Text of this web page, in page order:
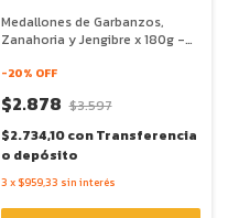
Medallones de Garbanzos,
Zanahoria y Jengibre x 180g -
-20% OFF
$2.878 $3.597
$2.734,10conTransferencia
o depósito
3 x $959,33 sin interés